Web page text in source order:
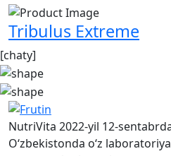
Tribulus Extreme
[chaty]
NutriVita 2022-yil 12-
O‘zbekistonda o‘z